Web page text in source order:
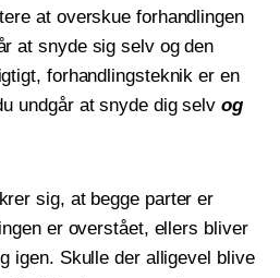
at overskue forhandlingen
at snyde sig selv og den
forhandlingsteknik er en
undgår at snyde dig selvog
sig, at begge parter er
er overstået, ellers bliver
igen. Skulle der alligevel blive